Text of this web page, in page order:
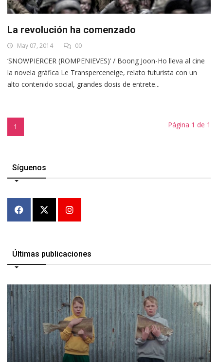
La revolución ha comenzado
May 07, 2014 00
‘SNOWPIERCER (ROMPENIEVES)’ / Boong Joon-Ho lleva al cine
la novela gráfica Le Transperceneige, relato futurista con un
alto contenido social, grandes dosis de entrete...
1 Página 1 de 1
Síguenos
Últimas publicaciones